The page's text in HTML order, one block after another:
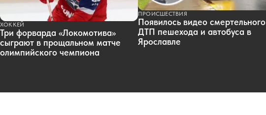
ХОККЕЙ
Три форварда «Локомотива»
сыграют в прощальном матче
олимпийского чемпиона
ПРОИСШЕСТВИЯ
Появилось видео смертельного
ДТП пешехода и автобуса в
Ярославле